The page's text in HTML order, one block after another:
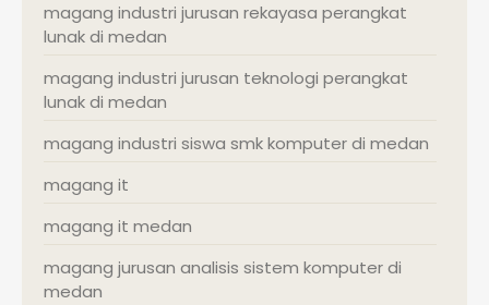
magang industri jurusan rekayasa perangkat
lunak di medan
magang industri jurusan teknologi perangkat
lunak di medan
magang industri siswa smk komputer di medan
magang it
magang it medan
magang jurusan analisis sistem komputer di
medan